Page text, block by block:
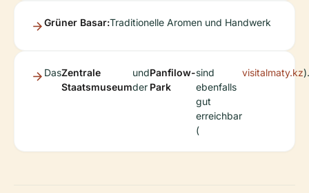
Grüner Basar:Traditionelle Aromen und Handwerk
DasZentrale
Staatsmuseum
und
der
Panfilow-
Park
sind
ebenfalls
gut
erreichbar
(
visitalmaty.kz).